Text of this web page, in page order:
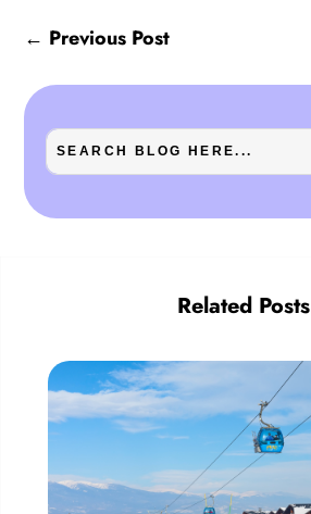
← Previous Post
Related Posts